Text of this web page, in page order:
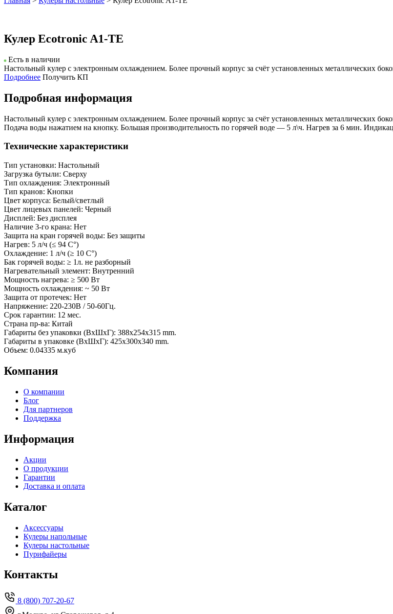
Кулер Ecotronic A1-TE
Есть в наличии
Настольный кулер с электронным охлаждением. Более прочный корпус за счёт установленных металлических
Подробнее Получить КП
Подробная информация
Настольный кулер с электронным охлаждением. Более прочный корпус за счёт установленных металлических
Подача воды нажатием на кнопку. Большая производительность по горячей воде — 5 л\ч. Нагрев за 6 мин.
Технические характеристики
Тип установки: Настольный
Загрузка бутыли: Сверху
Тип охлаждения: Электронный
Тип кранов: Кнопки
Цвет корпуса: Белый/светлый
Цвет лицевых панелей: Черный
Дисплей: Без дисплея
Наличие 3-го крана: Нет
Защита на кран горячей воды: Без защиты
Нагрев: 5 л/ч (≤ 94 C°)
Охлаждение: 1 л/ч (≥ 10 C°)
Бак горячей воды: ≥ 1л. не разборный
Нагревательный элемент: Внутренний
Мощность нагрева: ≥ 500 Вт
Мощность охлаждения: ~ 50 Вт
Защита от протечек: Нет
Напряжение: 220-230В / 50-60Гц.
Срок гарантии: 12 мес.
Страна пр-ва: Китай
Габариты без упаковки (ВxШxГ): 388x254x315 mm.
Габариты в упаковке (ВxШxГ): 425x300x340 mm.
Объем: 0.04335 м.куб
Компания
О компании
Блог
Для партнеров
Поддержка
Информация
Акции
О продукции
Гарантии
Доставка и оплата
Каталог
Аксессуары
Кулеры напольные
Кулеры настольные
Пурифайеры
Контакты
8 (800) 707-20-67